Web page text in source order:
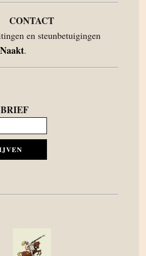
CONTACT
en steunbetuigingen
.